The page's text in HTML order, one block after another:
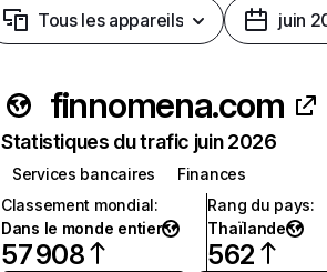
Tous les appareils juin
finnomena.com
Statistiques du trafic juin 2026
Services bancaires
Finances
Classement mondial:
Dans le monde entier
57 908
Rang du pays:
Thaïlande
562